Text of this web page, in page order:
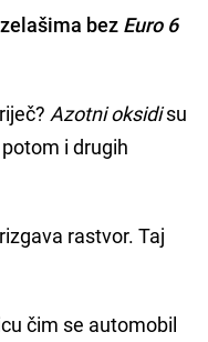
bez Euro 6
Azotni oksidisu
i drugih
rastvor. Taj
čim se automobil